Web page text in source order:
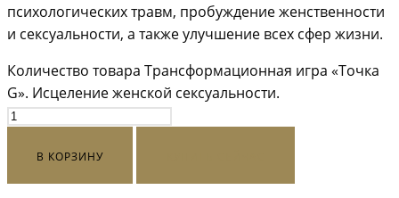
психологических травм, пробуждение женственности
и сексуальности, а также улучшение всех сфер жизни.
Количество товара Трансформационная игра «Точка
G». Исцеление женской сексуальности.
В КОРЗИНУ